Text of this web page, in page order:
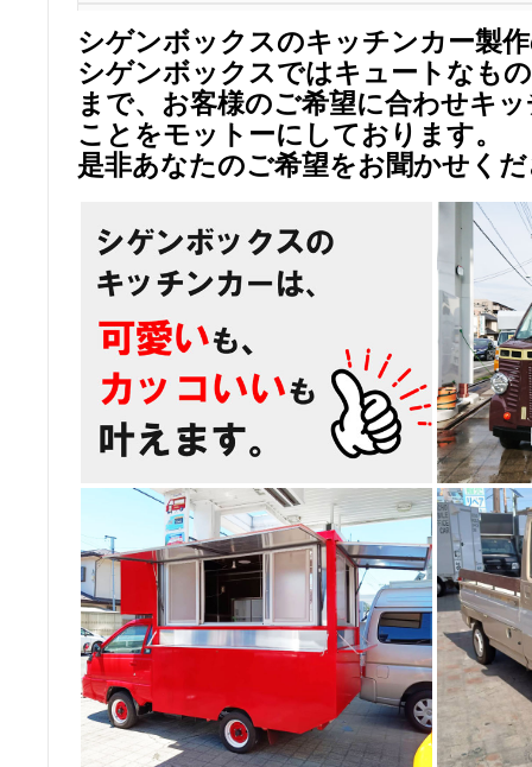
シゲンボックスのキッチンカー製作
シゲンボックスではキュートなも
まで、お客様のご希望に合わせキ
ことをモットーにしております。
是非あなたのご希望をお聞かせく